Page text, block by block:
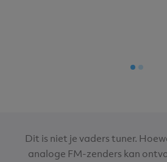
Dit is niet je vaders tuner.
analoge FM-zenders kan